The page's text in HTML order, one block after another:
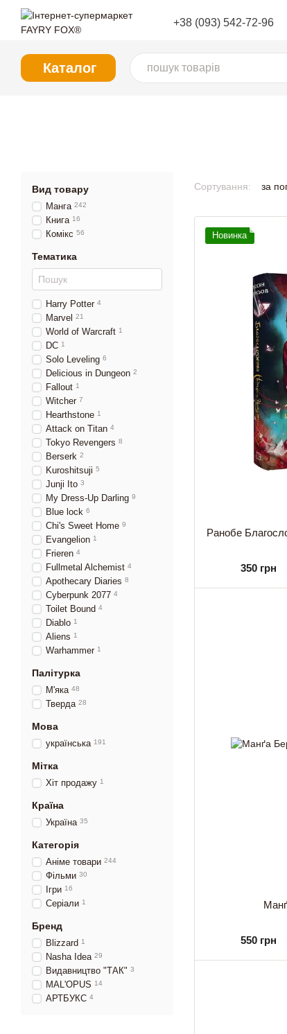
Перейти до основного контенту
+38 (093) 542-72-96
Каталог
Сортування: за
Новинка
Ранобе
350 грн
550 грн
Вид товару
Манга 242
Книга 16
Комікс 56
Тематика
Harry Potter 4
Marvel 21
World of Warcraft 1
DC 1
Solo Leveling 6
Delicious in Dungeon 2
Fallout 1
Witcher 7
Hearthstone 1
Attack on Titan 4
Tokyo Revengers 8
Berserk 2
Kuroshitsuji 5
Junji Ito 3
My Dress-Up Darling 9
Blue lock 6
Chi's Sweet Home 9
Evangelion 1
Frieren 4
Fullmetal Alchemist 4
Apothecary Diaries 8
Cyberpunk 2077 4
Toilet Bound 4
Diablo 1
Aliens 1
Warhammer 1
Палітурка
М'яка 48
Тверда 28
Мова
українська 191
Мітка
Хіт продажу 1
Країна
Україна 35
Категорія
Аніме товари 244
Фільми 30
Ігри 16
Серіали 1
Бренд
Blizzard 1
Nasha Idea 29
Видавництво "ТАК" 3
MAL'OPUS 14
АРТБУКС 4